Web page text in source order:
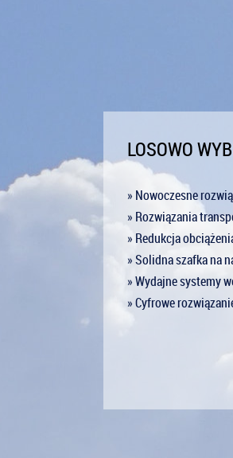
LOSOWO
» Nowoczesne
» Rozwiązania
» Redukcja
» Solidna szafka na
» Wydajne systemy
» Cyfrowe